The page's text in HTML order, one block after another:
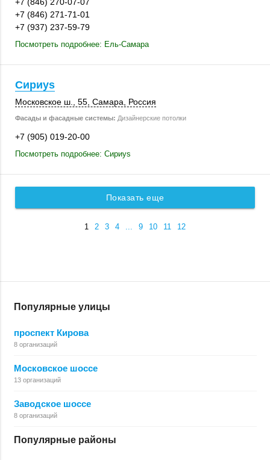
+7 (846) 271-71-01
+7 (937) 237-59-79
Посмотреть подробнее: Ель-Самара
Сириуs
Московское ш., 55 Самара Россия
Фасады и фасадные системы: Дизайнерские потолки
+7 (905) 019-20-00
Посмотреть подробнее: Сириуs
Показать еще
1 2 3 4 ... 9 10 11 12
Популярные улицы
проспект Кирова
8 организаций
Московское шоссе
13 организаций
Заводское шоссе
8 организаций
Популярные районы